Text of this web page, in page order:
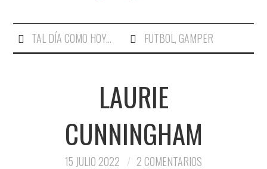
TAL DÍA COMO HOY... FUTBOL, GAMPER
LAURIE
CUNNINGHAM
15 JULIO 2022 2 COMENTARIOS